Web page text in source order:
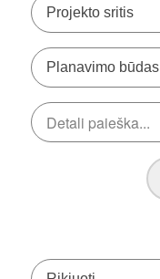
Projekto sritis
Planavimo būdas